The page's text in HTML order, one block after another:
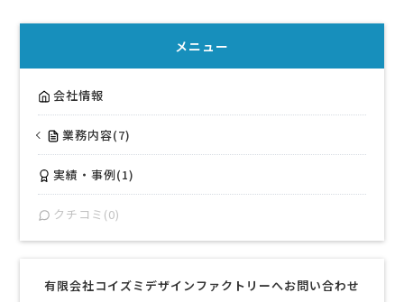
メニュー
会社情報
業務内容(7)
実績・事例(1)
クチコミ(0)
有限会社コイズミデザインファクトリーへお問い合わせ